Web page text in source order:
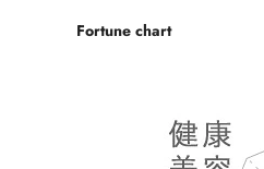
Fortune chart